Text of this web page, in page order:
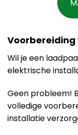
Wil je een
elektrische
Geen probleem!
volledige
installatie